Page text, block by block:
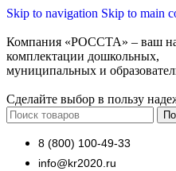
Skip to navigation Skip to main
Компания «РОССТА» – ваш
комплектации дошкольных,
муниципальных и
Сделайте выбор в пользу
8 (800) 100-49-33
info@kr2020.ru